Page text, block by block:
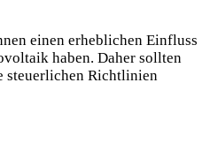
einen erheblichen Einfluss
haben. Daher sollten
steuerlichen Richtlinien